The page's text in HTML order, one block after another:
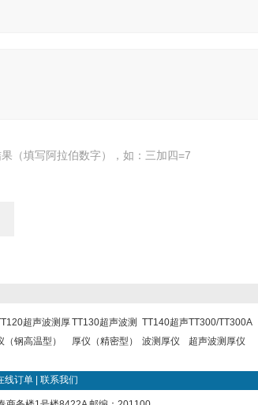
（填写阿拉伯数字），如：三加四=7
超声波测厚
（钢高温型）
TT130超声波测
厚仪（精密型）
TT140超声
波测厚仪
TT300/TT300A
超声波测厚仪
线订单 联系我们